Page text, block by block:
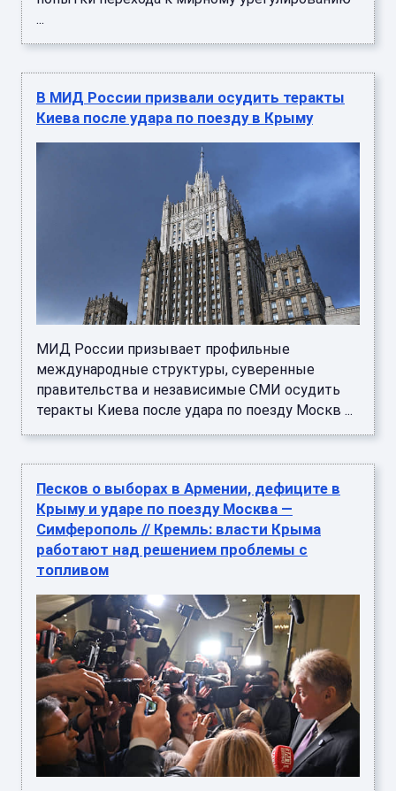
...
В МИД России призвали осудить теракты
Киева после удара по поезду в Крыму
МИД России призывает профильные
международные структуры, суверенные
правительства и независимые СМИ осудить
теракты Киева после удара по поезду Москв ...
Песков о выборах в Армении, дефиците в
Крыму и ударе по поезду Москва —
Симферополь // Кремль: власти Крыма
работают над решением проблемы с
топливом